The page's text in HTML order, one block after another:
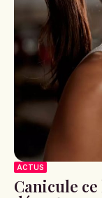
ACTUS
Canicule ce